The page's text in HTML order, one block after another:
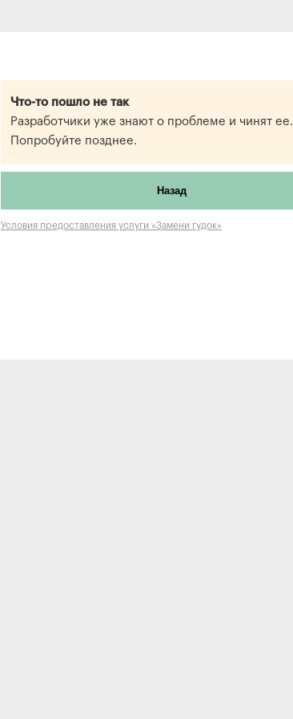
Что-то пошло не так
Разработчики уже знают о проблеме и чинят ее.
Попробуйте позднее.
Назад
Условия предоставления услуги «Замени гудок»